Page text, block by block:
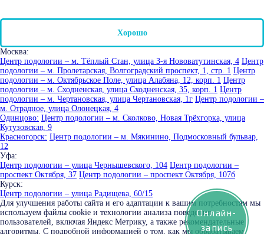
Хорошо
Москва:
Центр подологии – м. Тёплый Стан, улица 3-я Нововатутинская, 4 Центр
подологии – м. Пролетарская, Волгоградский проспект, 1, стр. 1 Центр
подологии – м. Октябрьское Поле, улица Алабяна, 12, корп. 1 Центр
подологии – м. Сходненская, улица Сходненская, 35, корп. 1 Центр
подологии – м. Чертановская, улица Чертановская, 1г Центр подологии –
м. Отрадное, улица Олонецкая, 4
Одинцово: Центр подологии – м. Сколково, Новая Трёхгорка, улица
Кутузовская, 9
Красногорск: Центр подологии – м. Мякинино, Подмосковный бульвар,
12
Уфа:
Центр подологии – улица Чернышевского, 104 Центр подологии –
проспект Октября, 37 Центр подологии – проспект Октября, 107б
Курск:
Центр подологии – улица Радищева, 60/15
Для улучшения работы сайта и его адаптации к вашим потребностям мы
используем файлы cookie и технологии анализа поведения
пользователей, включая Яндекс Метрику, а также рекомендательные
алгоритмы. С подробной информацией о том, как мы обрабатываем
Онлайн-
запись